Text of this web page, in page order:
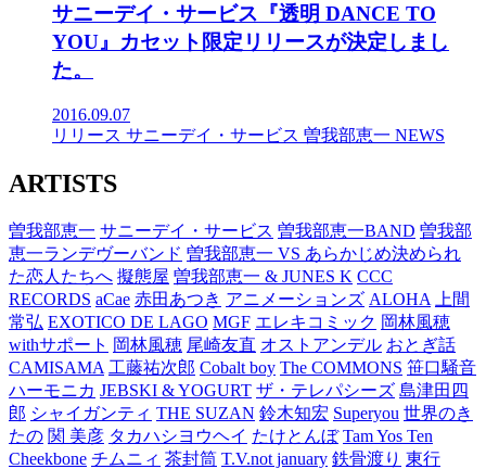
サニーデイ・サービス『透明 DANCE TO
YOU』カセット限定リリースが決定しまし
た。
2016.09.07
リリース サニーデイ・サービス 曽我部恵一 NEWS
ARTISTS
曽我部恵一 サニーデイ・サービス 曽我部恵一BAND 曽我部
恵一ランデヴーバンド 曽我部恵一 VS あらかじめ決められ
た恋人たちへ 擬態屋 曽我部恵一 & JUNES K CCC
RECORDS aCae 赤田あつき アニメーションズ ALOHA
上間
常弘 EXOTICO DE LAGO MGF エレキコミック 岡林風穂
withサポート 岡林風穂 尾崎友直 オストアンデル おとぎ話
CAMISAMA 工藤祐次郎 Cobalt boy The COMMONS 笹口騒音
ハーモニカ JEBSKI & YOGURT ザ・テレパシーズ 島津田四
郎 シャイガンティ THE SUZAN 鈴木知宏 Superyou 世界のき
たの 関 美彦 タカハシヨウヘイ たけとんぼ Tam Yos Ten
Cheekbone チムニィ 茶封筒 T.V.not january 鉄骨渡り 東行